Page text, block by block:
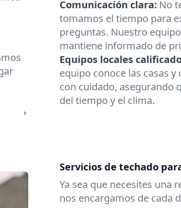
Comunicación clara: No
tomamos el tiempo para
preguntas. Nuestro
mantiene informado de
Equipos locales
equipo conoce las casas
con cuidado, asegurando
del tiempo y el clima.
Servicios de techado
Ya sea que necesites una
nos encargamos de cada